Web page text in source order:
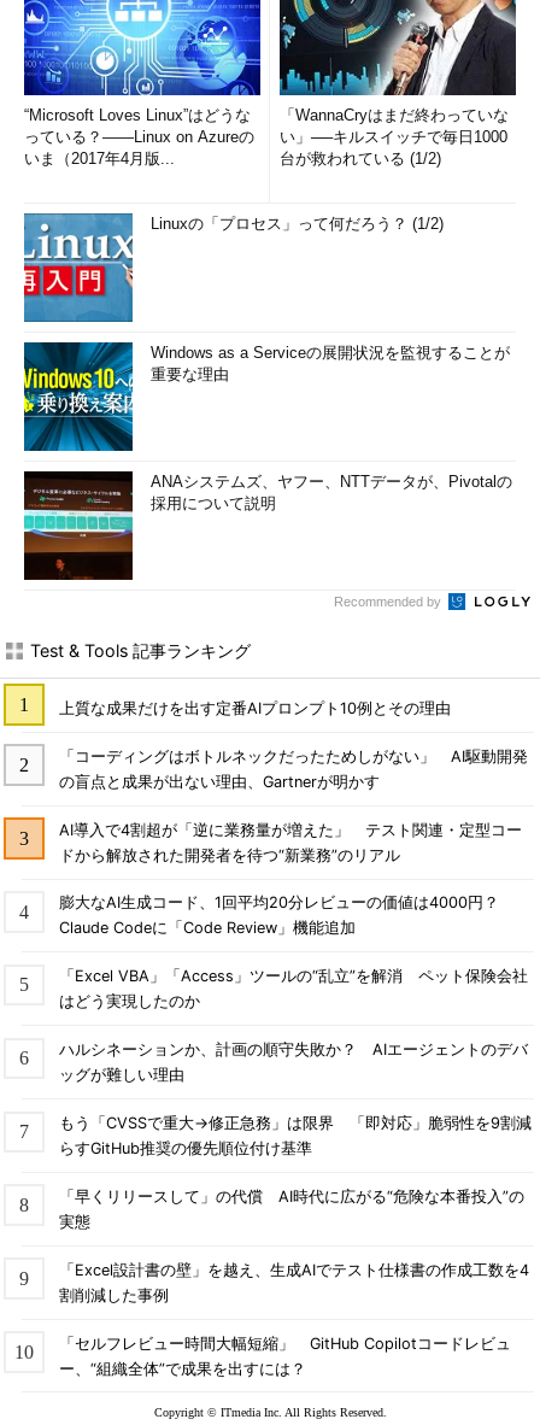
“Microsoft Loves Linux”はどうな
っている？――Linux on Azureの
いま（2017年4月版...
「WannaCryはまだ終わっていな
い」──キルスイッチで毎日1000
台が救われている (1/2)
Linuxの「プロセス」って何だろう？ (1/2)
Windows as a Serviceの展開状況を監視することが
重要な理由
ANAシステムズ、ヤフー、NTTデータが、Pivotalの
採用について説明
Recommended by
Test & Tools 記事ランキング
上質な成果だけを出す定番AIプロンプト10例とその理由
「コーディングはボトルネックだったためしがない」 AI駆動開発
の盲点と成果が出ない理由、Gartnerが明かす
AI導入で4割超が「逆に業務量が増えた」 テスト関連・定型コー
ドから解放された開発者を待つ“新業務”のリアル
膨大なAI生成コード、1回平均20分レビューの価値は4000円？
Claude Codeに「Code Review」機能追加
「Excel VBA」「Access」ツールの“乱立”を解消 ペット保険会社
はどう実現したのか
ハルシネーションか、計画の順守失敗か？ AIエージェントのデバ
ッグが難しい理由
もう「CVSSで重大→修正急務」は限界 「即対応」脆弱性を9割減
らすGitHub推奨の優先順位付け基準
「早くリリースして」の代償 AI時代に広がる“危険な本番投入”の
実態
「Excel設計書の壁」を越え、生成AIでテスト仕様書の作成工数を4
割削減した事例
「セルフレビュー時間大幅短縮」 GitHub Copilotコードレビュ
ー、“組織全体”で成果を出すには？
Copyright © ITmedia Inc. All Rights Reserved.